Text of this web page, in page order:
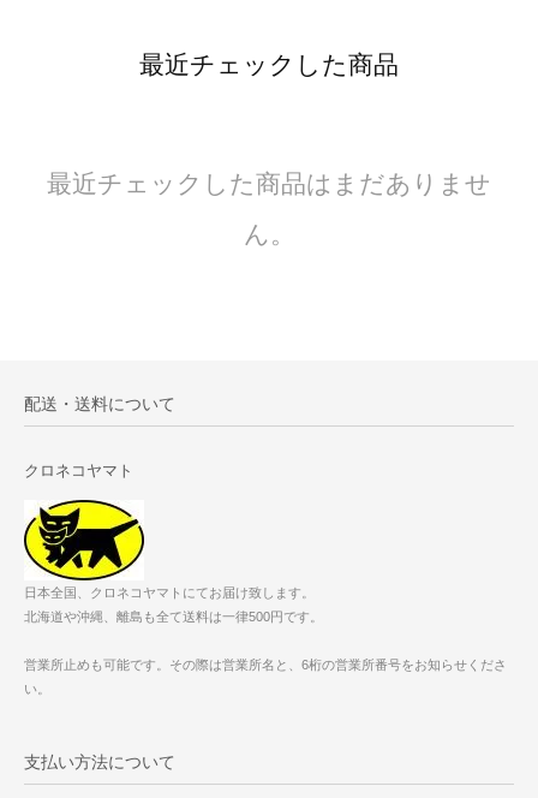
最近チェックした商品
最近チェックした商品はまだありませ
ん。
配送・送料について
クロネコヤマト
日本全国、クロネコヤマトにてお届け致します。
北海道や沖縄、離島も全て送料は一律500円です。
営業所止めも可能です。その際は営業所名と、6桁の営業所番号をお知らせくださ
い。
支払い方法について